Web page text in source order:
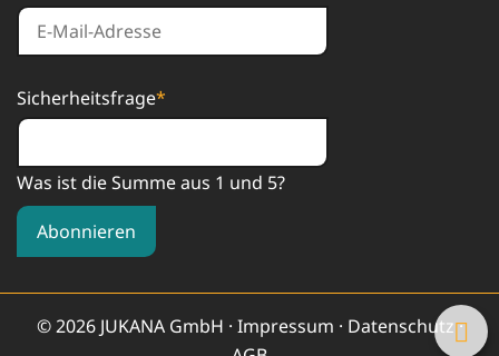
Sicherheitsfrage*
Was ist die Summe aus 1 und 5?
Abonnieren
© 2026 JUKANA GmbH · Impressum · Datenschutz·